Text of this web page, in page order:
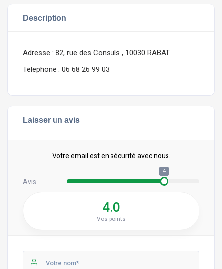
Description
Adresse : 82, rue des Consuls , 10030 RABAT
Téléphone : 06 68 26 99 03
Laisser un avis
Votre email est en sécurité avec nous.
Avis
4
4.0
Vos points